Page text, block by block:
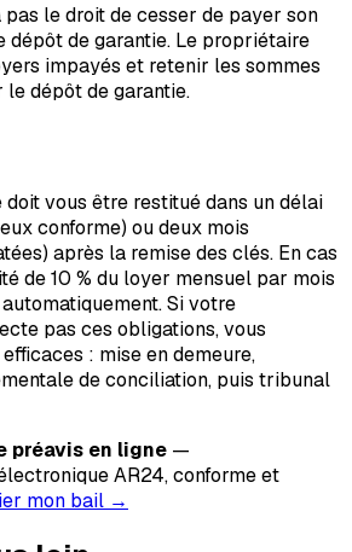
le droit de cesser de payer son
dépôt de garantie. Le propriétaire
impayés et retenir les sommes
dépôt de garantie.
doit vous être restitué dans un délai
conforme) ou deux mois
après la remise des clés. En cas
de 10 % du loyer mensuel par mois
Si votre
pas ces obligations, vous
: mise en demeure,
de conciliation, puis tribunal
préavis en ligne —
AR24, conforme et
mon bail →